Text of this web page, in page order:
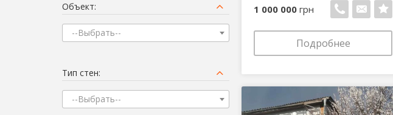
Объект:
--Выбрать--
Тип стен:
--Выбрать--
1 000 000 грн
Подробнее